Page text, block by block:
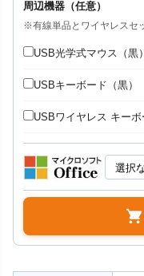
周辺機器（任意）
※有線単品とワイヤレスセ
USB光学式マウス（
USBキーボード（黒
USBワイヤレス キー